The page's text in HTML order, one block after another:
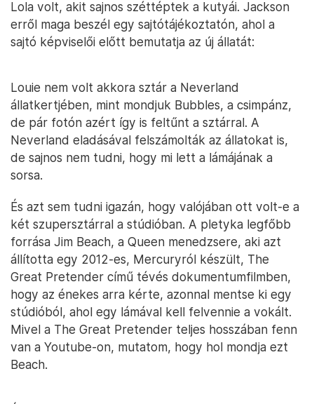
Lola volt, akit sajnos széttéptek a kutyái. Jackson
erről maga beszél egy sajtótájékoztatón, ahol a
sajtó képviselői előtt bemutatja az új állatát:
Louie nem volt akkora sztár a Neverland
állatkertjében, mint mondjuk Bubbles, a csimpánz,
de pár fotón azért így is feltűnt a sztárral. A
Neverland eladásával felszámolták az állatokat is,
de sajnos nem tudni, hogy mi lett a lámájának a
sorsa.
És azt sem tudni igazán, hogy valójában ott volt-e a
két szupersztárral a stúdióban. A pletyka legfőbb
forrása Jim Beach, a Queen menedzsere, aki azt
állította egy 2012-es, Mercuryról készült, The
Great Pretender című tévés dokumentumfilmben,
hogy az énekes arra kérte, azonnal mentse ki egy
stúdióból, ahol egy lámával kell felvennie a vokált.
Mivel a The Great Pretender teljes hosszában fenn
van a Youtube-on, mutatom, hogy hol mondja ezt
Beach.